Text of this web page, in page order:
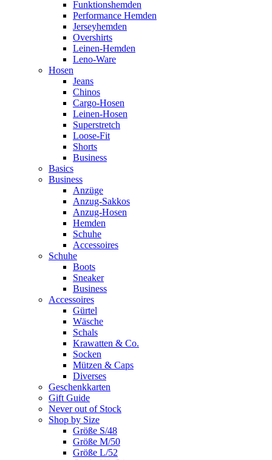
Funktionshemden
Performance Hemden
Jerseyhemden
Overshirts
Leinen-Hemden
Leno-Ware
Hosen
Jeans
Chinos
Cargo-Hosen
Leinen-Hosen
Superstretch
Loose-Fit
Shorts
Business
Basics
Business
Anzüge
Anzug-Sakkos
Anzug-Hosen
Hemden
Schuhe
Accessoires
Schuhe
Boots
Sneaker
Business
Accessoires
Gürtel
Wäsche
Schals
Krawatten & Co.
Socken
Mützen & Caps
Diverses
Geschenkkarten
Gift Guide
Never out of Stock
Shop by Size
Größe S/48
Größe M/50
Größe L/52